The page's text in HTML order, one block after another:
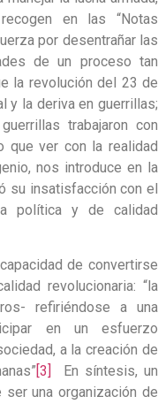
en las “Notas
por desentrañar las
de un proceso tan
la revolución del 23 de
y la deriva en guerrillas;
trabajaron con
que ver con la realidad
nos introduce en la
su insatisfacción con el
política y de calidad
de convertirse
revolucionaria: “la
refiriéndose a una
en un esfuerzo
a la creación de
[3]
En síntesis, un
una organización de